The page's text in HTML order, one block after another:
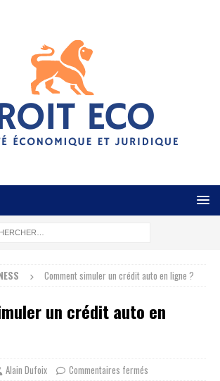
Comment simuler un crédit auto en ligne ?
un crédit auto en
Alain Dufoix Commentaires fermés